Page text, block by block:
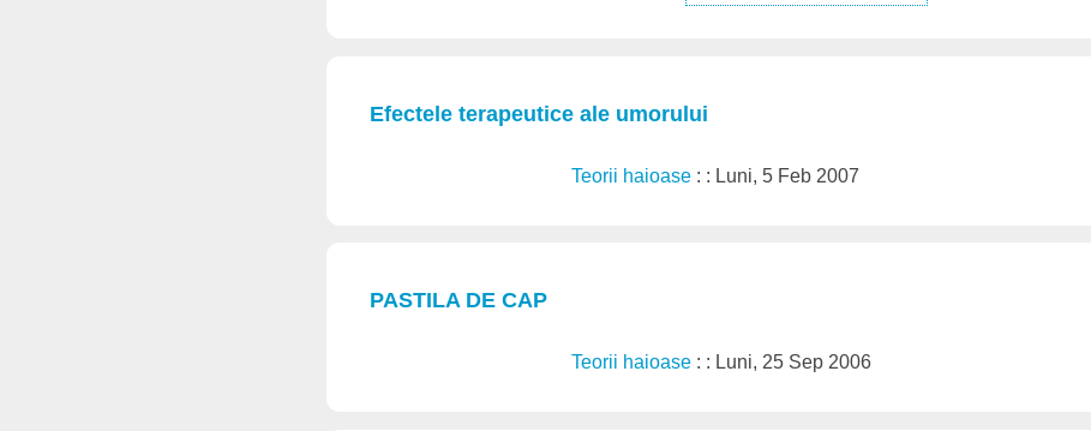
Efectele terapeutice ale umorului
Teorii haioase : : Luni, 5 Feb 2007
PASTILA DE CAP
Teorii haioase : : Luni, 25 Sep 2006